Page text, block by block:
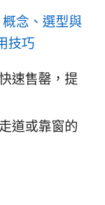
念、選型與
技巧
速售罄，提
道或靠窗的